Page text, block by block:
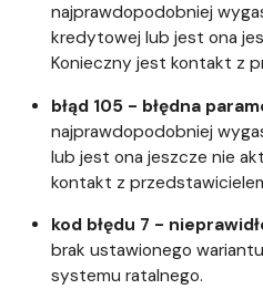
najprawdopodobniej
kredytowej lub jest ona
Konieczny jest kontakt z
błąd 105 - błędna
najprawdopodobniej
lub jest ona jeszcze nie
kontakt z
kod błędu 7 -
brak ustawionego
systemu ratalnego.